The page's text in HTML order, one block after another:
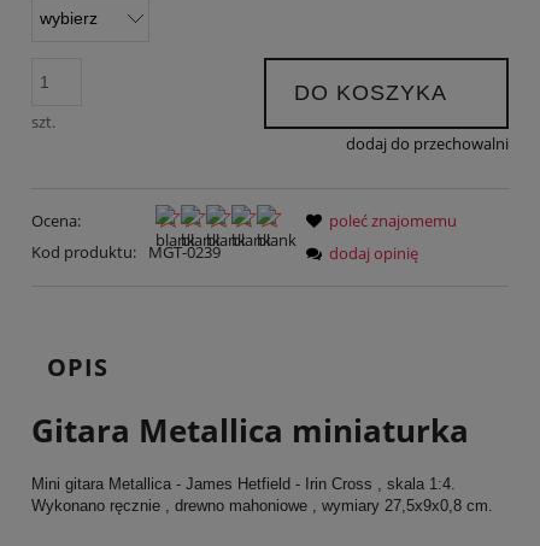
szt.
DO KOSZYKA
dodaj do przechowalni
Ocena:
Kod produktu:
MGT-0239
poleć znajomemu
dodaj opinię
OPIS
Gitara Metallica miniaturka
Mini gitara Metallica - James Hetfield - Irin Cross , skala 1:4.
Wykonano ręcznie , drewno mahoniowe , wymiary 27,5x9x0,8 cm.